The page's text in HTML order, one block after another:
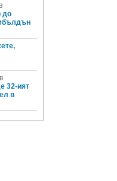
до
32-ият
в